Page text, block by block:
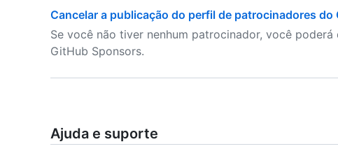
Cancelar a publicação do perfil de patrocinadores do
Se você não tiver nenhum patrocinador, você
GitHub Sponsors.
Ajuda e suporte